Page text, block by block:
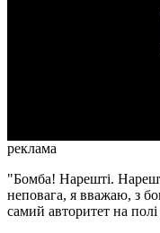
реклама
"Бомба! Нарешті.
неповага, я вважаю, з
самий авторитет на полі